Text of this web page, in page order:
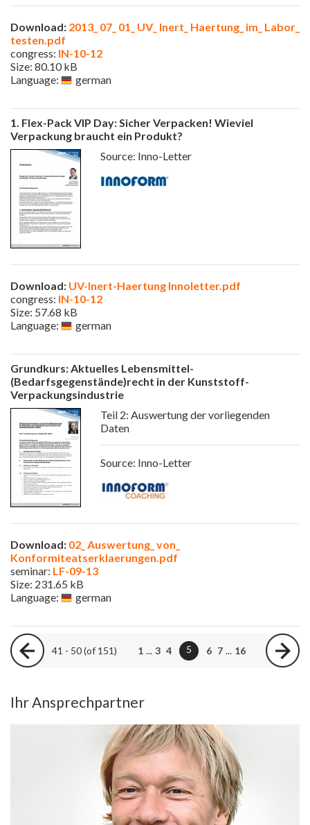
Download: 2013_ 07_ 01_ UV_ Inert_ Haertung_ im_ Labor_
testen.pdf
congress: IN-10-12
Size: 80.10 kB
Language:
german
1. Flex-Pack VIP Day: Sicher Verpacken! Wieviel
Verpackung braucht ein Produkt?
Source: Inno-Letter
Download: UV-Inert-Haertung Innoletter.pdf
congress: IN-10-12
Size: 57.68 kB
Language:
german
Grundkurs: Aktuelles Lebensmittel-
(Bedarfsgegenstände)recht in der Kunststoff-
Verpackungsindustrie
Teil 2: Auswertung der vorliegenden
Daten
Source: Inno-Letter
Download: 02_ Auswertung_ von_
Konformiteatserklaerungen.pdf
seminar: LF-09-13
Size: 231.65 kB
Language:
german
41 - 50 (of 151) 1 ... 3 4 5 6 7 ... 16
Ihr Ansprechpartner